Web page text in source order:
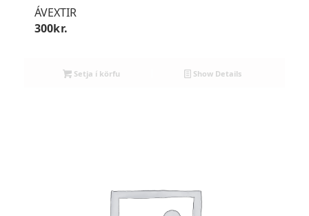
ÁVEXTIR
300kr.
Setja í körfu Show Details